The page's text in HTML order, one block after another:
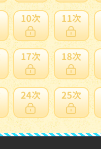
料 大象 ゆず茶 1kg×3個
okawa-shop
蜜 柚子茶(ゆず茶) 1Kg
含有）ゆず茶 1kg 三和はち